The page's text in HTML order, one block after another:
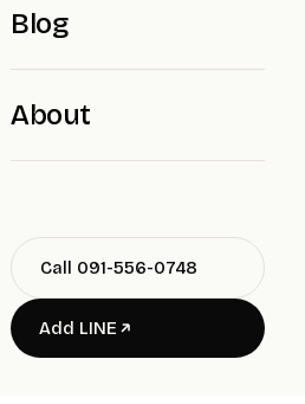
Blog
About
Call 091-556-0748
Add LINE
ดวงต้องสร้างคว
ศลึกลับและน่าค้
สำหรับผู้ที่มองหาคำแนะนำและ
ทอร์เฟซที่สะอาด ใช้งานง่าย แ
ะสบการณ์ตั้งแต่การสำรวจบริก
ราบรื่น ปลอดภัย และเข้ากับบุ